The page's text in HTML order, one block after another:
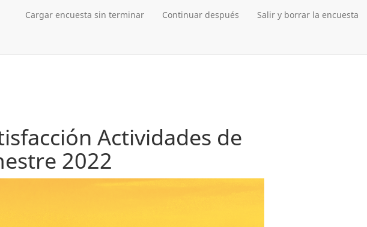
Cargar encuesta sin terminar Continuar después Salir y borrar la encuesta
Actividades de
2022